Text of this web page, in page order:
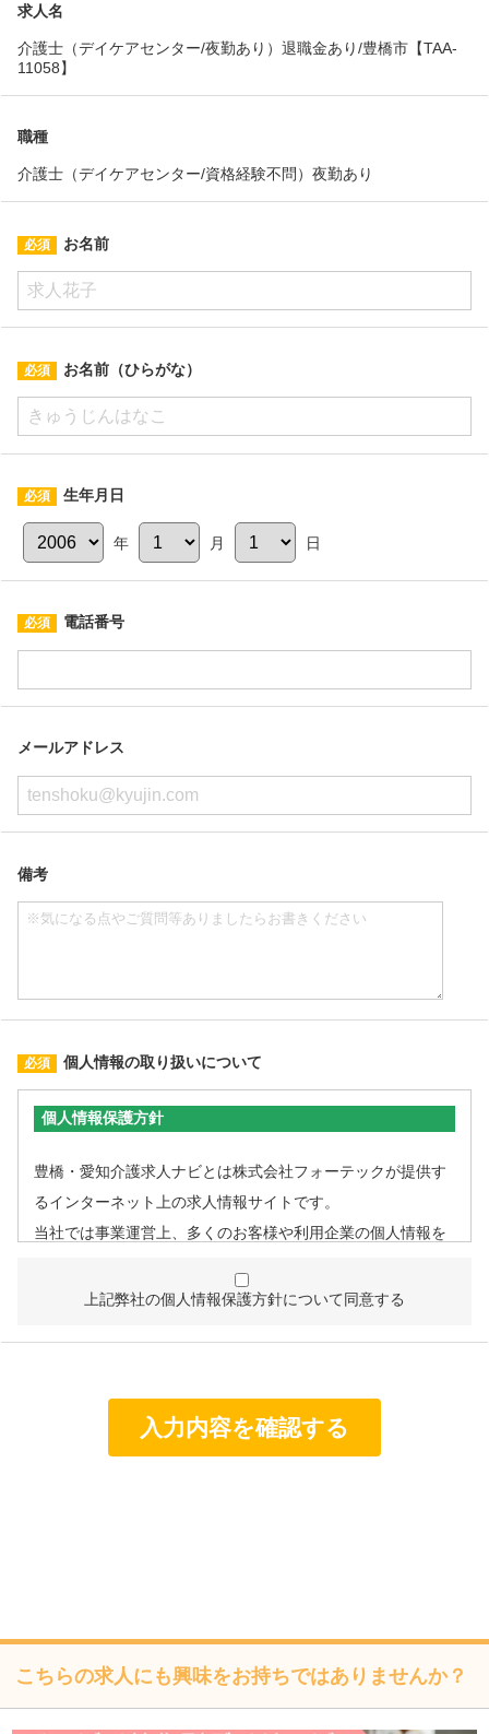
求人名
介護士（デイケアセンター/夜勤あり）退職金あり/豊橋市【TAA-
11058】
職種
介護士（デイケアセンター/資格経験不問）夜勤あり
お名前
お名前（ひらがな）
生年月日
年 月 日
電話番号
メールアドレス
備考
個人情報の取り扱いについて
個人情報保護方針
豊橋・愛知介護求人ナビとは株式会社フォーテックが提供す
るインターネット上の求人情報サイトです。
当社では事業運営上、多くのお客様や利用企業の個人情報を
して責任ある対応を実現するものとします。
個人情報は、適法かつ適正な方法で取得します。
個人情報の取扱いについて
上記弊社の個人情報保護方針について同意する
こちらの求人にも興味をお持ちではありませんか？